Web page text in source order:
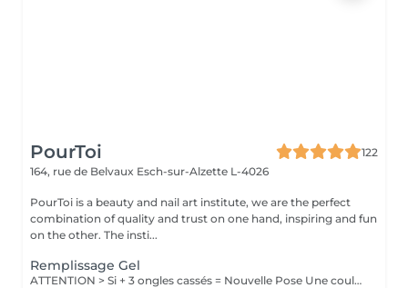
PourToi
122
164, rue de Belvaux Esch-sur-Alzette L-4026
PourToi is a beauty and nail art institute, we are the perfect
combination of quality and trust on one hand, inspiring and fun
on the other. The insti...
Remplissage Gel
ATTENTION > Si + 3 ongles cassés = Nouvelle Pose Une couleur simple Pas de Nail Art inclus